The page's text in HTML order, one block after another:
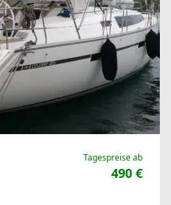
Tagespreise ab
490 €